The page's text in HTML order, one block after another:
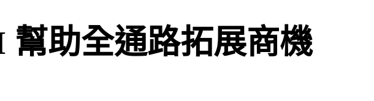
幫助全通路拓展商機